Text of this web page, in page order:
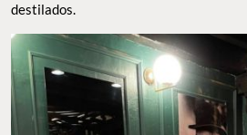
destilados.